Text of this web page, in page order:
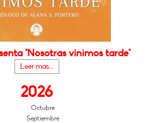
"Nosotras vinimos tarde"
Leer más...
2026
Octubre
Septiembre